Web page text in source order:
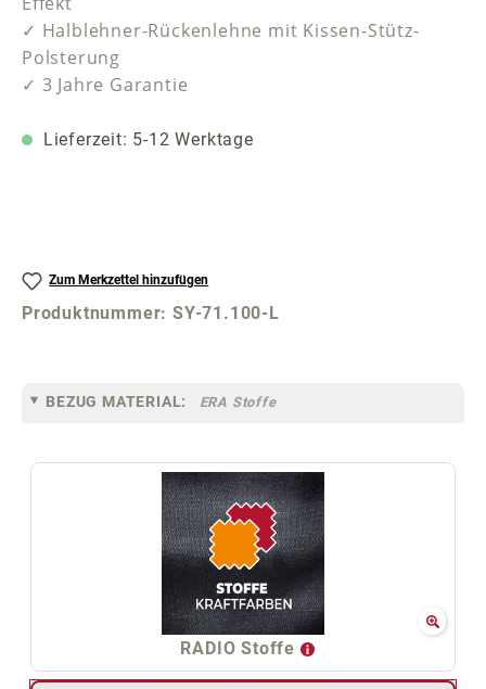
✓ Halblehner-Rückenlehne mit Kissen-Stütz-
Polsterung
✓ 3 Jahre Garantie
Lieferzeit: 5-12 Werktage
Zum Merkzettel hinzufügen
Produktnummer:SY-71.100-L
BEZUG MATERIAL: ERA Stoffe
RADIO Stoffe